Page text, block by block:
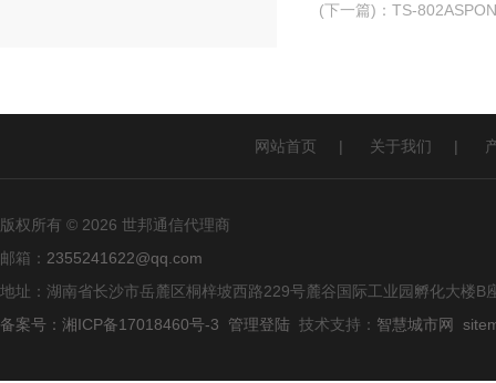
(下一篇) ： TS-
网站首页 | 关于我们 |
版权所有 © 2026 世邦通信代理商
邮箱： 2355241622@qq.com
地址：湖南省长沙市岳麓区桐梓坡西路229号麓谷国际工业园孵化大楼B
备案号：湘ICP备17018460号-3
管理登陆 技术支持： 智慧城市网